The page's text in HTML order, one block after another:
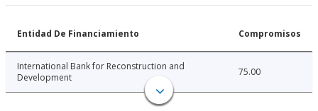
Entidad De Financiamiento Compromisos
International Bank for Reconstruction and
Development
75.00